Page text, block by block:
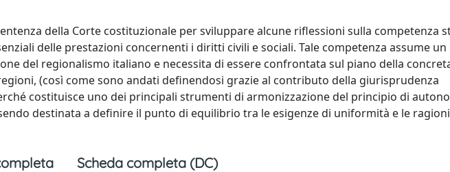
della Corte costituzionale per sviluppare alcune riflessioni sulla competenza
delle prestazioni concernenti i diritti civili e sociali. Tale competenza assume
del regionalismo italiano e necessita di essere confrontata sul piano della
(così come sono andati definendosi grazie al contributo della giurisprudenza
costituisce uno dei principali strumenti di armonizzazione del principio di
destinata a definire il punto di equilibrio tra le esigenze di uniformità e le
Scheda completa (DC)